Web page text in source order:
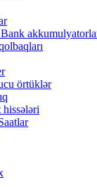
örtüklər